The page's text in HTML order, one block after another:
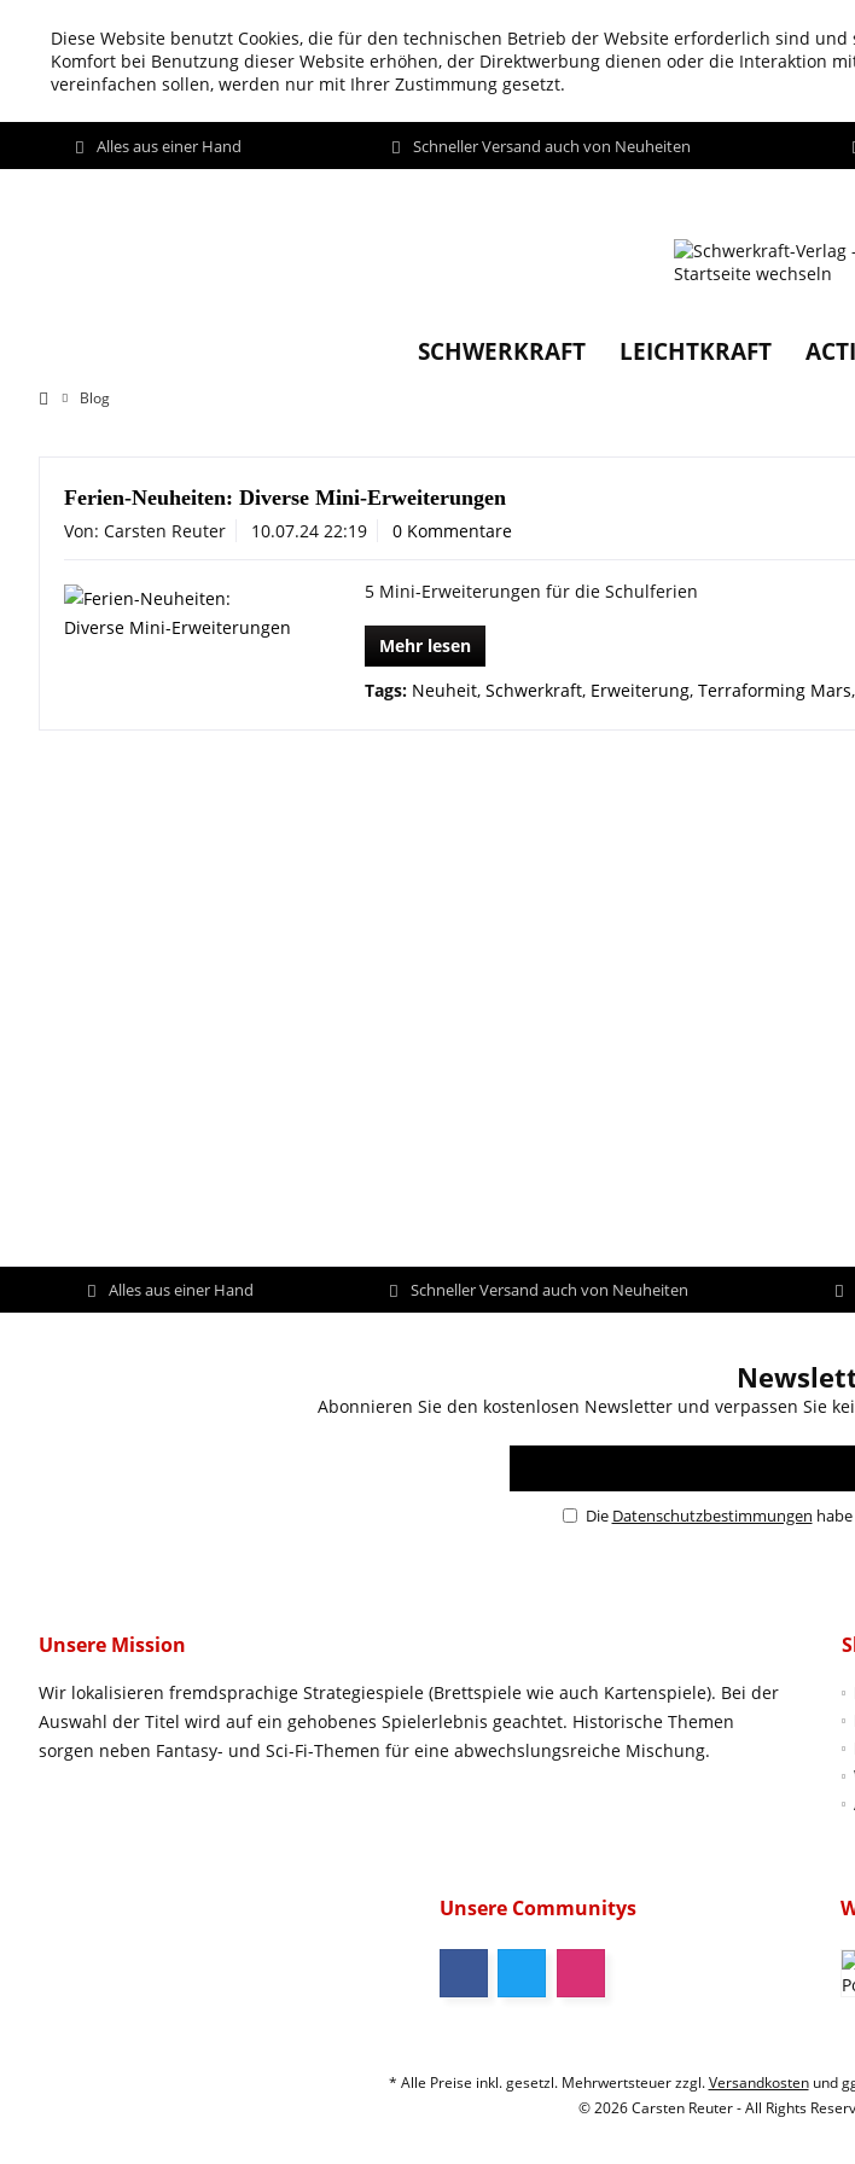
Diese Website benutzt Cookies, die für den technischen Betrieb der Website erforderlich sind und
Komfort bei Benutzung dieser Website erhöhen, der Direktwerbung dienen oder die Interaktion
vereinfachen sollen, werden nur mit Ihrer Zustimmung gesetzt.
Alles aus einer Hand Schneller Versand auch von Neuheiten
SCHWERKRAFT LEICHTKRAFT
Blog
Ferien-Neuheiten: Diverse Mini-Erweiterungen
Von: Carsten Reuter 10.07.24 22:19 0 Kommentare
5 Mini-Erweiterungen für die Schulferien
Mehr lesen
Tags: Neuheit, Schwerkraft, Erweiterung, Terraforming Mars,
Alles aus einer Hand Schneller Versand auch von Neuheiten
Abonnieren Sie den kostenlosen Newsletter und verpassen Sie
Die Datenschutzbestimmungen
Unsere Mission
Wir lokalisieren fremdsprachige Strategiespiele (Brettspiele wie auch Kartenspiele). Bei der
Auswahl der Titel wird auf ein gehobenes Spielerlebnis geachtet. Historische Themen
sorgen neben Fantasy- und Sci-Fi-Themen für eine abwechslungsreiche Mischung.
Unsere Communitys
* Alle Preise inkl. gesetzl. Mehrwertsteuer zzgl.Versandkostenund
© 2026 Carsten Reuter - All Rights